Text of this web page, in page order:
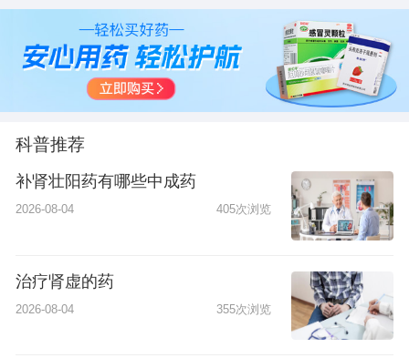
科普推荐
补肾壮阳药有哪些中成药
2026-08-04 405次浏览
治疗肾虚的药
2026-08-04 355次浏览